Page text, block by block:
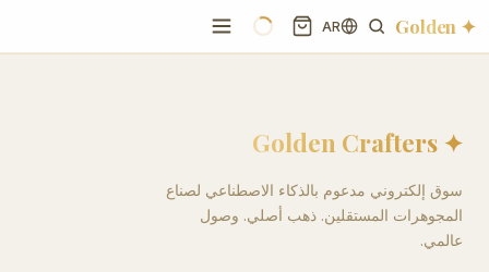
✦ Golden
AR
✦ Golden Crafters
سوق إلكتروني مدعوم بالذكاء الاصطناعي لصناع
المجوهرات المستقلين. ذهب أصلي. وصول
عالمي.